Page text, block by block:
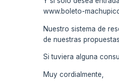
www.boleto-
Nuestro sistema de
de nuestras
Si tuviera alguna
Muy cordialmente,